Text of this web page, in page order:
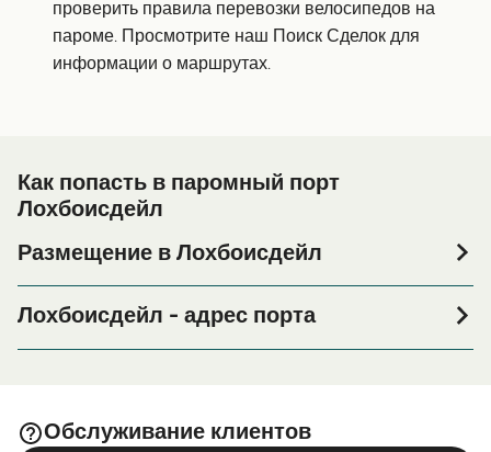
проверить правила перевозки велосипедов на
пароме. Просмотрите наш Поиск Сделок для
информации о маршрутах.
Как попасть в паромный порт
Лохбоисдейл
Размещение в Лохбоисдейл
Лохбоисдейл или его окрестностях перед или после
вашей поездки, или если вы ищете вариант
самые выгодные цены.
Лохбоисдейл - адрес порта
Обслуживание клиентов